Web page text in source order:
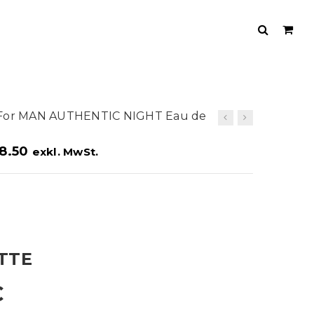
MAN AUTHENTIC NIGHT Eau de
exkl. MwSt.